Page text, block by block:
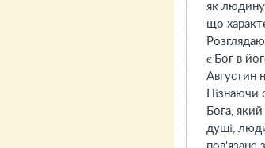
як людину
що
є Бог в
Августин
Пізнаючи
Бога,
душі,